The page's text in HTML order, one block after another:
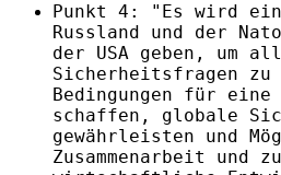
Punkt 4: "Es wird
Russland und der
der USA geben, um
Sicherheitsfragen zu
Bedingungen für
schaffen, globale
gewährleisten und
Zusammenarbeit und